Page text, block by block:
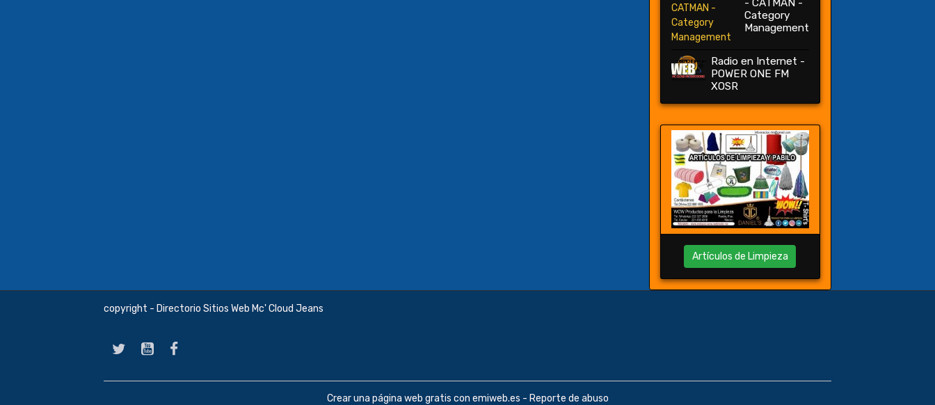
Category
Management
Radio en Internet -
POWER ONE FM
XOSR
Artículos de Limpieza
copyright - Directorio Sitios Web Mc' Cloud Jeans
Crear una página web gratis con emiweb.es - Reporte de abuso